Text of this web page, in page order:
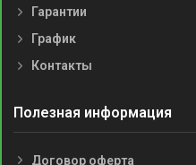
Гарантии
График
Контакты
Полезная информация
Договор оферта